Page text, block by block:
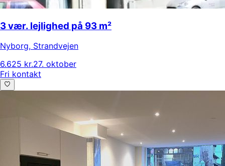
3 vær. lejlighed på 93 m²
Nyborg, Strandvejen
6.625 kr.27. oktober
Fri kontakt